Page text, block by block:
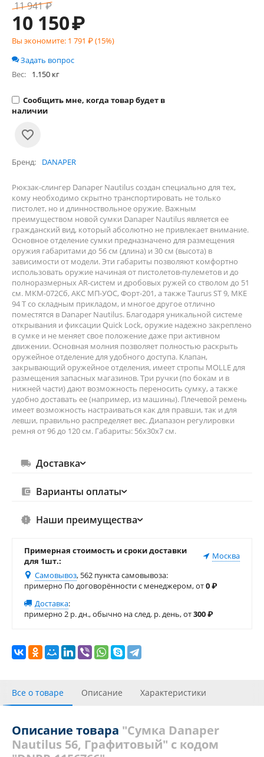
11 941₽
10 150₽
Вы экономите: 1 791 ₽ (15%)
Задать вопрос
Вес:
1.150 кг
Сообщить мне, когда товар будет в
наличии
Бренд DANAPER
Рюкзак-слингер Danaper Nautilus создан специально для тех,
кому необходимо скрытно транспортировать не только
пистолет, но и длинноствольное оружие. Важным
преимуществом новой сумки Danaper Nautilus является ее
гражданский вид, который абсолютно не привлекает внимание.
Основное отделение сумки предназначено для размещения
оружия габаритами до 56 см (длина) и 30 см (высота) в
зависимости от модели. Эти габариты позволяют комфортно
использовать оружие начиная от пистолетов-пулеметов и до
полноразмерных AR-систем и дробовых ружей со стволом до 51
см. МКМ-072Сб, АКС МП-УОС, Форт-201, а также Taurus ST 9, МКЕ
94 Т со складным прикладом, и многое другое отлично
поместятся в Danaper Nautilus. Благодаря уникальной системе
открывания и фиксации Quick Lock, оружие надежно закреплено
в сумке и не меняет свое положение даже при активном
движении. Основная молния позволяет полностью раскрыть
оружейное отделение для удобного доступа. Клапан,
закрывающий оружейное отделения, имеет стропы MOLLE для
размещения запасных магазинов. Три ручки (по бокам и в
нижней части) дают возможность переносить сумку, а также
удобно доставать ее (например, из машины). Плечевой ремень
имеет возможность настраиваться как для правши, так и для
левши, правильно распределяет вес. Диапазон регулировки
ремня от 96 до 120 см. Габариты: 56х30х7 см.
Доставка
Варианты оплаты
Наши преимущества
Примерная стоимость и сроки доставки
для 1шт.:
Москва
Самовывоз, 562 пункта самовывоза:
примерно По договорённости с менеджером, от0₽
Доставка:
примерно 2 р. дн., обычно на след. р. день, от300₽
Все о товаре Описание Характеристики
Описание товара "Сумка Danaper
Nautilus 56, Графитовый" с кодом